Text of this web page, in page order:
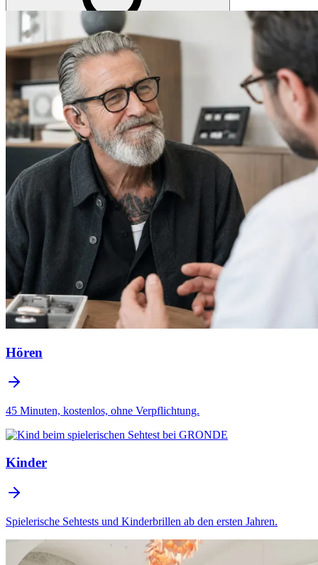
Hören
45 Minuten, kostenlos, ohne Verpflichtung.
Kinder
Spielerische Sehtests und Kinderbrillen ab den ersten Jahren.